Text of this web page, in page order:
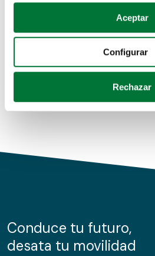
Si lo permite, también quisiéramos:
Recopilar información sobre
Identificar su dispositivo
para buscar características
Obtenga más información sobre
de cookies.
información sobre el uso que
nuestros partners de redes
Aceptar
Configurar
Rechazar
Coches de segunda mano
Coches de km0
Conduce tu futuro,
desata tu movilidad